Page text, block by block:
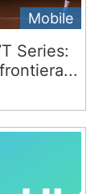
Mobile
Series: